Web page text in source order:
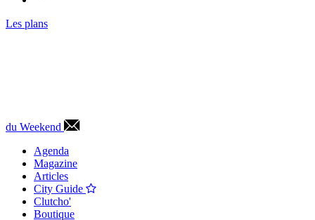
Les plans
du Weekend
Agenda
Magazine
Articles
City Guide
Clutcho'
Boutique